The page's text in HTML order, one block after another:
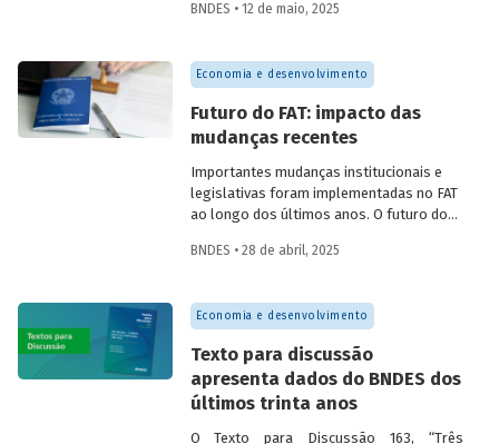
arrecadação e produtividade; reduzem
melhoram indicadores educacionais.
Conversamos com o pesquisador da Fipe,
dessas cooperativas na economia local.
BNDES • 12 de maio, 2025
Economia e desenvolvimento
Futuro do FAT: impacto das
mudanças recentes
Importantes mudanças institucionais e
legislativas foram implementadas no FAT
ao longo dos últimos anos. O futuro do
– depende do que será feito a partir delas.
do BNDES 60.
BNDES • 28 de abril, 2025
Economia e desenvolvimento
Texto para discussão
apresenta dados do BNDES dos
últimos trinta anos
O Texto para Discussão 163, “Três